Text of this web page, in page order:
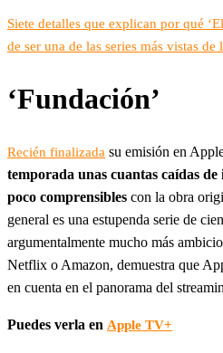
Siete detalles que explican por qué
de ser una de las series más vistas
‘Fundación’
Recién finalizada su emisión en
temporada unas cuantas caídas
poco comprensibles con la obra
general es una estupenda serie de
argumentalmente mucho más
Netflix o Amazon, demuestra que
en cuenta en el panorama del
Puedes verla en Apple TV+